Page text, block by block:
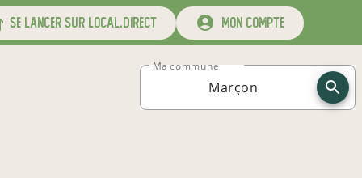
se lancer sur local.direct mon compte
Ma commune